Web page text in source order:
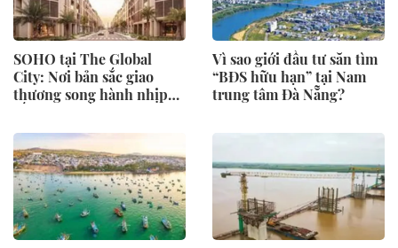
SOHO tại The Global
City: Nơi bản sắc giao
thương song hành nhịp
Vì sao giới đầu tư săn tìm
“BĐS hữu hạn” tại Nam
trung tâm Đà Nẵng?